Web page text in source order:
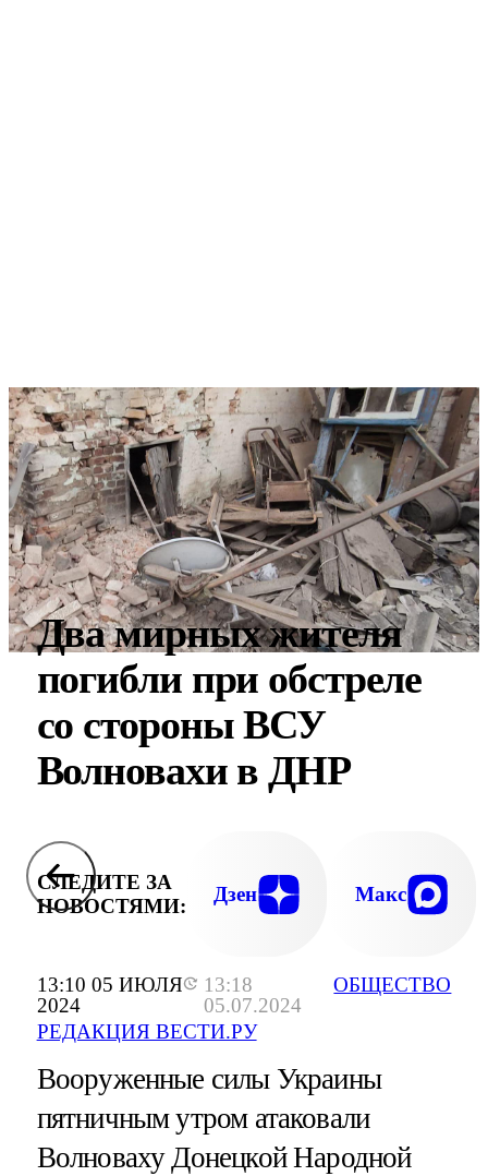
13:10 05 ИЮЛЯ
2024
13:18
05.07.2024
РЕДАКЦИЯ ВЕСТИ.РУ
ОБЩЕСТВО
Два мирных жителя
погибли при обстреле
со стороны ВСУ
Волновахи в ДНР
СЛЕДИТЕ ЗА
НОВОСТЯМИ:
Дзен Макс
Вооруженные силы Украины
пятничным утром атаковали
Волноваху Донецкой Народной